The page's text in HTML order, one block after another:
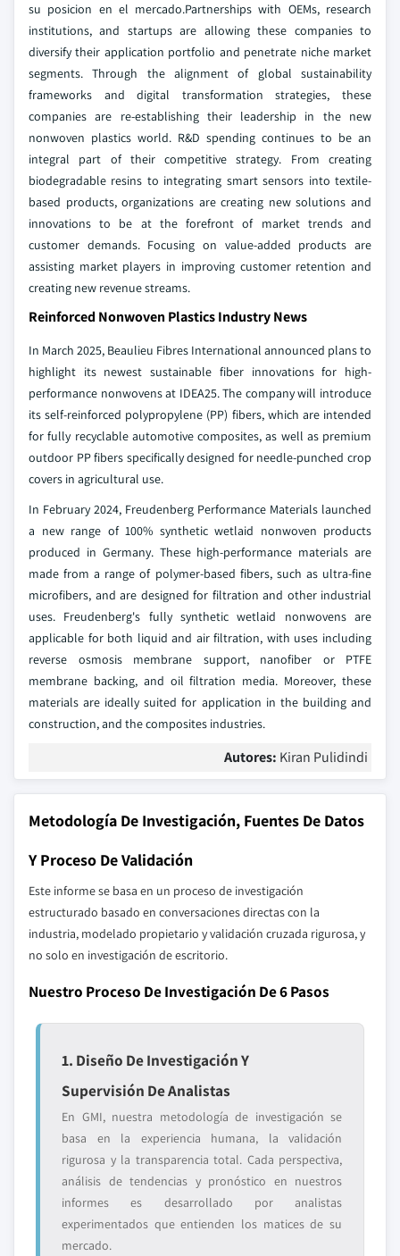
su posicion en el mercado.Partnerships with OEMs, research
institutions, and startups are allowing these companies to
diversify their application portfolio and penetrate niche market
segments. Through the alignment of global sustainability
frameworks and digital transformation strategies, these
companies are re-establishing their leadership in the new
nonwoven plastics world. R&D spending continues to be an
integral part of their competitive strategy. From creating
biodegradable resins to integrating smart sensors into textile-
based products, organizations are creating new solutions and
innovations to be at the forefront of market trends and
customer demands. Focusing on value-added products are
assisting market players in improving customer retention and
creating new revenue streams.
Reinforced Nonwoven Plastics Industry News
In March 2025, Beaulieu Fibres International announced plans to
highlight its newest sustainable fiber innovations for high-
performance nonwovens at IDEA25. The company will introduce
its self-reinforced polypropylene (PP) fibers, which are intended
for fully recyclable automotive composites, as well as premium
outdoor PP fibers specifically designed for needle-punched crop
covers in agricultural use.
In February 2024, Freudenberg Performance Materials launched
a new range of 100% synthetic wetlaid nonwoven products
produced in Germany. These high-performance materials are
made from a range of polymer-based fibers, such as ultra-fine
microfibers, and are designed for filtration and other industrial
uses. Freudenberg's fully synthetic wetlaid nonwovens are
applicable for both liquid and air filtration, with uses including
reverse osmosis membrane support, nanofiber or PTFE
membrane backing, and oil filtration media. Moreover, these
materials are ideally suited for application in the building and
construction, and the composites industries.
Autores: Kiran Pulidindi
Metodología De Investigación, Fuentes De Datos
Y Proceso De Validación
Este informe se basa en un proceso de investigación
estructurado basado en conversaciones directas con la
industria, modelado propietario y validación cruzada rigurosa, y
no solo en investigación de escritorio.
Nuestro Proceso De Investigación De 6 Pasos
1. Diseño De Investigación Y
Supervisión De Analistas
En GMI, nuestra metodología de investigación se
basa en la experiencia humana, la validación
rigurosa y la transparencia total. Cada perspectiva,
análisis de tendencias y pronóstico en nuestros
informes es desarrollado por analistas
experimentados que entienden los matices de su
mercado.